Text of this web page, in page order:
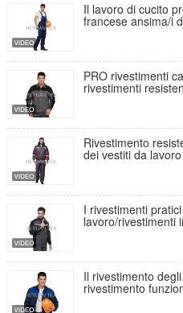
Il lavoro di cucito
francese ansima/i
francese degli
PRO rivestimenti
rivestimenti
Rivestimento
dei vestiti da
I rivestimenti
lavoro/rivestimenti
Il rivestimento
rivestimento